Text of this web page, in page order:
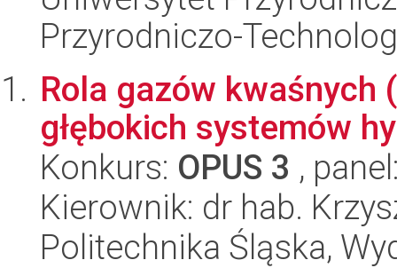
Przyrodniczo-
Rola gazów kwaśnych
głębokich systemów
Konkurs: OPUS 3 ,
Kierownik: dr hab.
Politechnika Śląska,